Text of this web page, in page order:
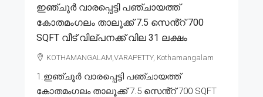
ഇഞ്ചൂർ വാരപ്പെട്ടി പഞ്ചായത്ത്
കോതമംഗലം താലൂക്ക് 7.5 സെൻ്റ് 700
SQFT വീട് വില്പനക്ക് വില 31 ലക്ഷം
KOTHAMANGALAM,VARAPETTY, Kothamangalam
1.ഇഞ്ചൂർ വാരപ്പെട്ടി പഞ്ചായത്ത്
കോതമംഗലം താലൂക്ക് 7.5 സെൻ്റ് 700 SQFT